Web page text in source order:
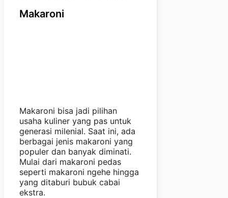
Makaroni
Makaroni bisa jadi pilihan
usaha kuliner yang pas untuk
generasi milenial. Saat ini, ada
berbagai jenis makaroni yang
populer dan banyak diminati.
Mulai dari makaroni pedas
seperti makaroni ngehe hingga
yang ditaburi bubuk cabai
ekstra.